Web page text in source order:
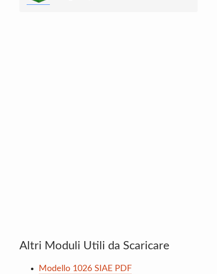
Altri Moduli Utili da Scaricare
Modello 1026 SIAE PDF